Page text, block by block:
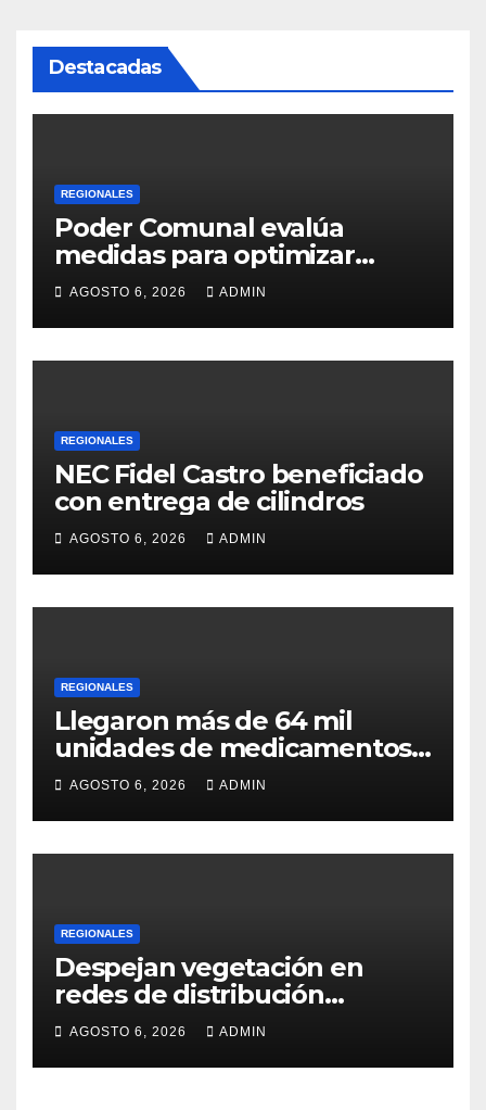
Destacadas
REGIONALES
Poder Comunal evalúa
medidas para optimizar
servicio de agua
AGOSTO 6, 2026 ADMIN
REGIONALES
NEC Fidel Castro beneficiado
con entrega de cilindros
AGOSTO 6, 2026 ADMIN
REGIONALES
Llegaron más de 64 mil
unidades de medicamentos
e insumos
AGOSTO 6, 2026 ADMIN
REGIONALES
Despejan vegetación en
redes de distribución
eléctrica
AGOSTO 6, 2026 ADMIN